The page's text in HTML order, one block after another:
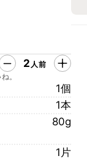
2 人前
。
1個
1本
80g
1片